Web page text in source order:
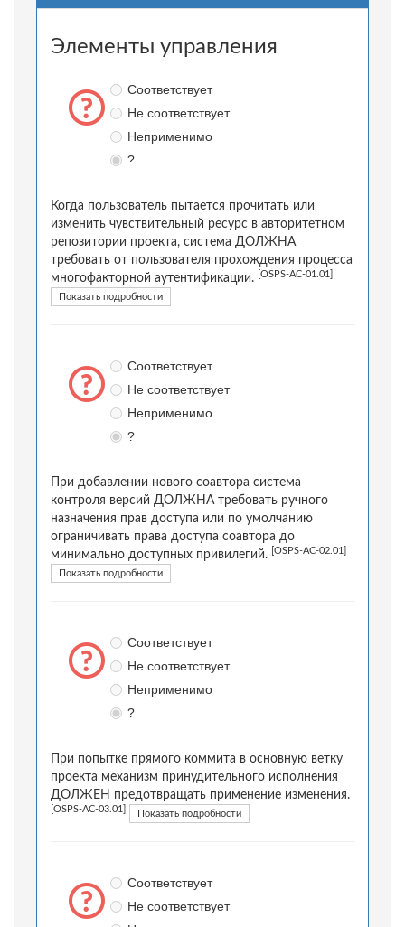
Элементы управления
Соответствует
Не соответствует
Неприменимо
?
Когда пользователь пытается прочитать или
изменить чувствительный ресурс в авторитетном
репозитории проекта, система ДОЛЖНА
требовать от пользователя прохождения процесса
многофакторной аутентификации.
[OSPS-AC-01.01]
Показать подробности
Соответствует
Не соответствует
Неприменимо
?
При добавлении нового соавтора система
контроля версий ДОЛЖНА требовать ручного
назначения прав доступа или по умолчанию
ограничивать права доступа соавтора до
минимально доступных привилегий.
[OSPS-AC-02.01]
Показать подробности
Соответствует
Не соответствует
Неприменимо
?
При попытке прямого коммита в основную ветку
проекта механизм принудительного исполнения
ДОЛЖЕН предотвращать применение изменения.
[OSPS-AC-03.01] Показать подробности
Соответствует
Не соответствует